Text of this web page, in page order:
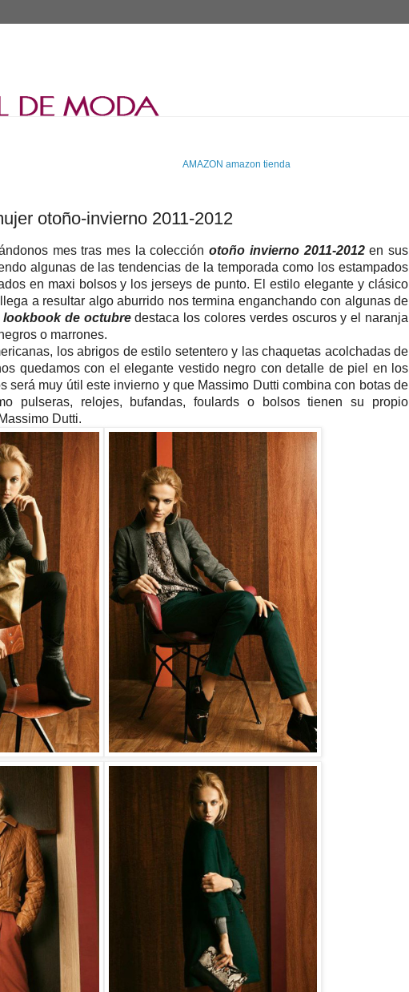
AMAZON amazon tienda
otoño-invierno 2011-2012
mes tras mes la colecciónotoño invierno 2011-2012en sus
algunas de las tendencias de la temporada como los estampados
en maxi bolsos y los jerseys de punto. El estilo elegante y clásico
a resultar algo aburrido nos termina enganchando con algunas de
lookbook de octubredestaca los colores verdes oscuros y el naranja
o marrones.
los abrigos de estilo setentero y las chaquetas acolchadas de
quedamos con el elegante vestido negro con detalle de piel en los
será muy útil este invierno y que Massimo Dutti combina con botas de
pulseras, relojes, bufandas, foulards o bolsos tienen su propio
Dutti.